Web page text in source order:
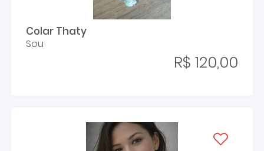
Colar Thaty
Sou
R$ 120,00